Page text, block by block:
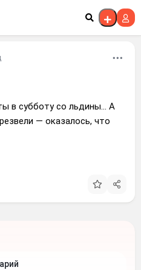
в субботу со льдины... А
— оказалось, что